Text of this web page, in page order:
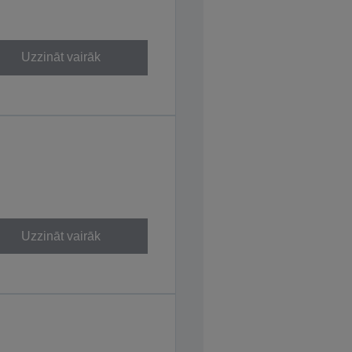
Uzzināt vairāk
Uzzināt vairāk